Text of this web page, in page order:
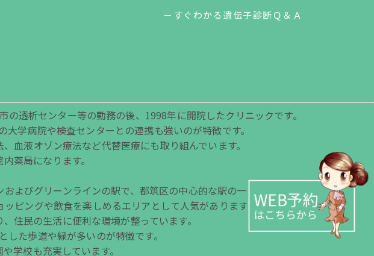
－すぐわかる遺伝子診断Ｑ＆Ａ
透析センター等の勤務の後、1998年に開院したクリニックです。
学病院や検査センターとの連携も強いのが特徴です。
血液オゾン療法など代替医療にも取り組んでいます。
薬局になります。
よびグリーンラインの駅で、都筑区の中心的な駅の一つです。
ピングや飲食を楽しめるエリアとして人気があります。
住民の生活に便利な環境が整っています。
た歩道や緑が多いのが特徴です。
学校も充実しています。